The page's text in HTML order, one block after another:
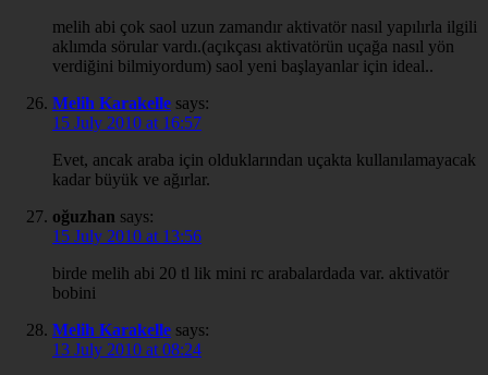
melih abi çok saol uzun zamandır aktivatör nasıl yapılırla ilgili
aklımda sörular vardı.(açıkçası aktivatörün uçağa nasıl yön
verdiğini bilmiyordum) saol yeni başlayanlar için ideal..
Melih Karakelle says:
15 July 2010 at 16:57
Evet, ancak araba için olduklarından uçakta kullanılamayacak
kadar büyük ve ağırlar.
oğuzhan says:
15 July 2010 at 13:56
birde melih abi 20 tl lik mini rc arabalardada var. aktivatör
bobini
Melih Karakelle says:
13 July 2010 at 08:24